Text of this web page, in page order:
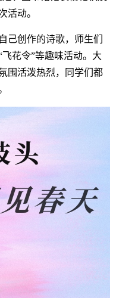
活动。
己创作的诗歌，师生们
花令”等趣味活动。 大
围活泼热烈，同学们都